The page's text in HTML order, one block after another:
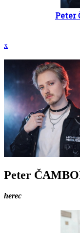
Peter
x
Peter
herec